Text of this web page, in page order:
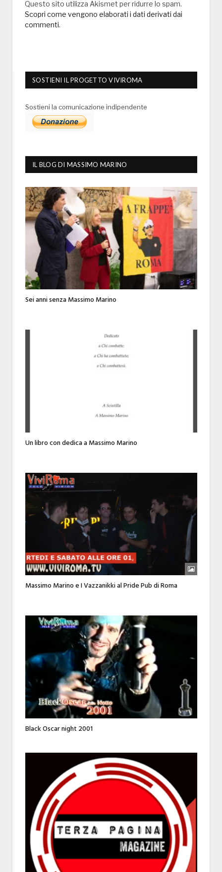
Questo sito utilizza Akismet per ridurre lo spam.
Scopri come vengono elaborati i dati derivati dai
commenti.
SOSTIENI IL PROGETTO VIVIROMA
Sostieni la comunicazione indipendente
IL BLOG DI MASSIMO MARINO
Sei anni senza Massimo Marino
Un libro con dedica a Massimo Marino
Massimo Marino e I Vazzanikki al Pride Pub di Roma
Black Oscar night 2001